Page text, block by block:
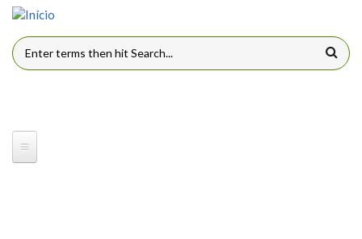
Pular para o conteúdo principal
FORMULÁRIO DE BUSCA